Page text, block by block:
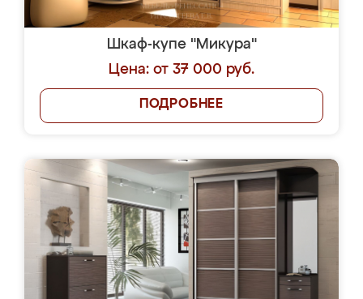
Шкаф-купе "Микура"
Цена: от 37 000 руб.
ПОДРОБНЕЕ